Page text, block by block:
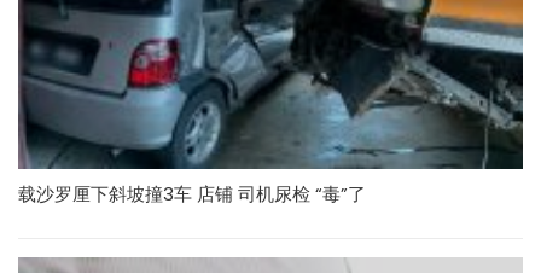
载沙罗厘下斜坡撞3车 店铺 司机尿检 “毒”了